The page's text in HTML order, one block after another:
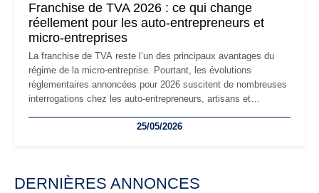
Franchise de TVA 2026 : ce qui change
réellement pour les auto-entrepreneurs et
micro-entreprises
La franchise de TVA reste l’un des principaux avantages du
régime de la micro-entreprise. Pourtant, les évolutions
réglementaires annoncées pour 2026 suscitent de nombreuses
interrogations chez les auto-entrepreneurs, artisans et
facturation ou risque de bascule vers la TVA : les règles
25/05/2026
DERNIÈRES ANNONCES